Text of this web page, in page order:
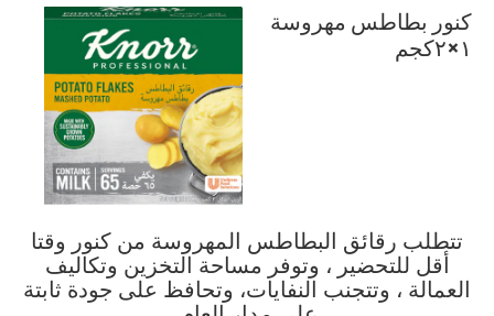
كنور بطاطس مهروسة
١×٢كجم
تتطلب رقائق البطاطس المهروسة من كنور وقتا
أقل للتحضير ، وتوفر مساحة التخزين وتكاليف
العمالة ، وتتجنب النفايات، وتحافظ على جودة ثابتة